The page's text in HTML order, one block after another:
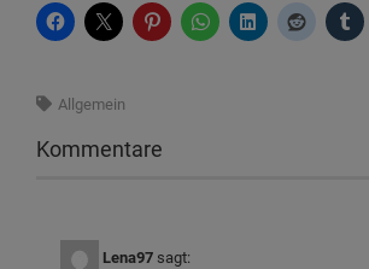
Allgemein
Kommentare
Lena97 sagt: